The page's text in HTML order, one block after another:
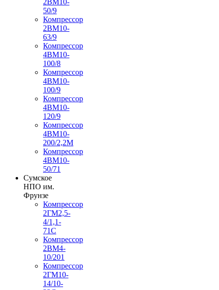
50/9
Компрессор
2ВМ10-
63/9
Компрессор
4ВМ10-
100/8
Компрессор
4ВМ10-
100/9
Компрессор
4ВМ10-
120/9
Компрессор
4ВМ10-
200/2,2М
Компрессор
4ВМ10-
50/71
Сумское
НПО им.
Фрунзе
Компрессор
2ГМ2,5-
4/1,1-
71С
Компрессор
2ВМ4-
10/201
Компрессор
2ГМ10-
14/10-